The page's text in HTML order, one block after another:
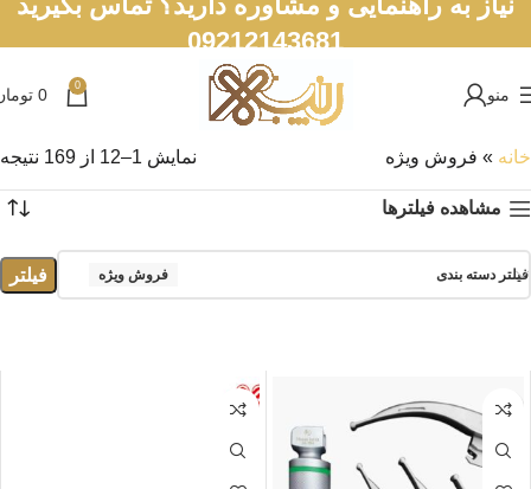
09212143681
منو 0
0
خانه » فروش ویژه نمایش 13–24 از 169 نتیجه
مشاهده فیلترها
فیلتر دسته بندی فروش ویژه فیلتر